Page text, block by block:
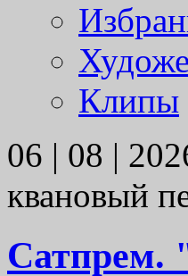
Клипы
06 | 08 |
квановый
Сатпрем.